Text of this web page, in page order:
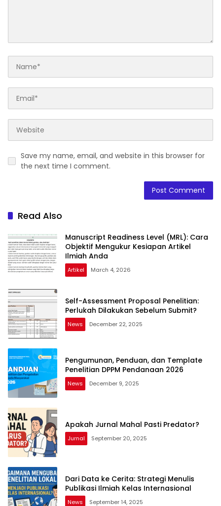
Save my name, email, and website in this browser for
the next time I comment.
Read Also
Manuscript Readiness Level (MRL): Cara
Objektif Mengukur Kesiapan Artikel
Ilmiah Anda
Artikel March 4, 2026
Self-Assessment Proposal Penelitian:
Perlukah Dilakukan Sebelum Submit?
News December 22, 2025
Pengumunan, Penduan, dan Template
Penelitian DPPM Pendanaan 2026
News December 9, 2025
Apakah Jurnal Mahal Pasti Predator?
Jurnal September 20, 2025
Dari Data ke Cerita: Strategi Menulis
Publikasi Ilmiah Kelas Internasional
News September 14, 2025